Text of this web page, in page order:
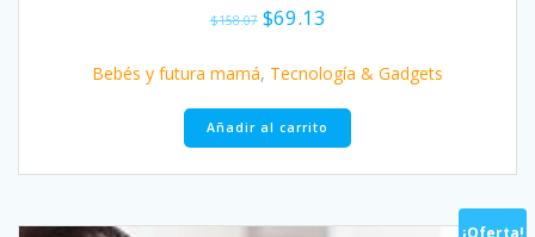
Valorad
o con
de 5
$158.07 El
original
era:
$158.07.
$69.13
actual
es:
$69.13.
Bebés y futura mamá, Tecnología & Gadgets
Añadir al carrito
¡Oferta!